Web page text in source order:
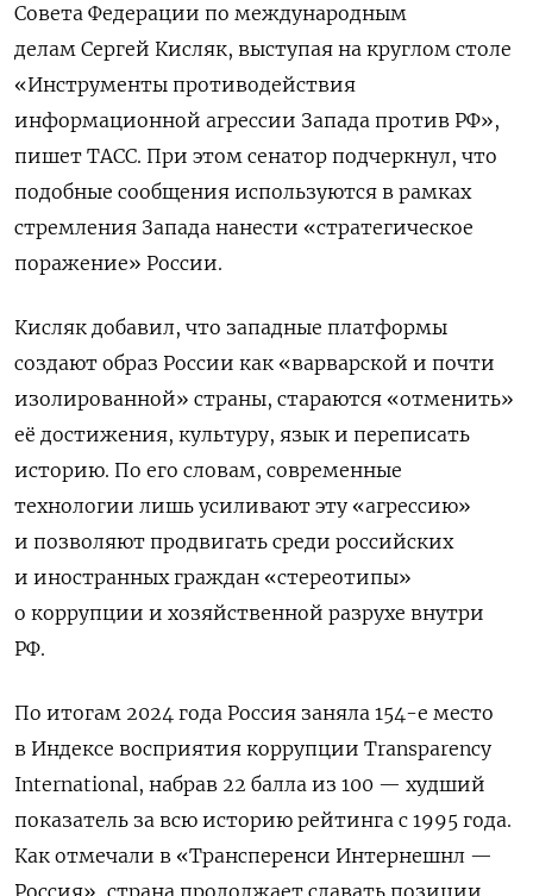
Совета Федерации по международным
делам Сергей Кисляк, выступая на круглом столе
«Инструменты противодействия
информационной агрессии Запада против РФ»,
пишет ТАСС. При этом сенатор подчеркнул, что
подобные сообщения используются в рамках
стремления Запада нанести «стратегическое
поражение» России.
Кисляк добавил, что западные платформы
создают образ России как «варварской и почти
изолированной» страны, стараются «отменить»
её достижения, культуру, язык и переписать
историю. По его словам, современные
технологии лишь усиливают эту «агрессию»
и позволяют продвигать среди российских
и иностранных граждан «стереотипы»
о коррупции и хозяйственной разрухе внутри
РФ.
По итогам 2024 года Россия заняла 154-е место
в Индексе восприятия коррупции Transparency
International, набрав 22 балла из 100 — худший
показатель за всю историю рейтинга с 1995 года.
Как отмечали в «Трансперенси Интернешнл —
Россия», страна продолжает сдавать позиции